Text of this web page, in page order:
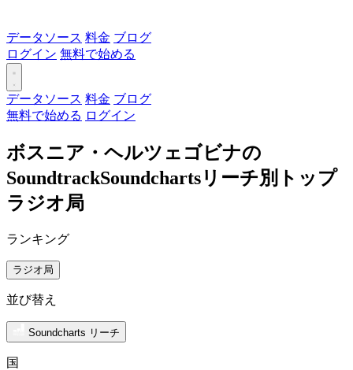
データソース 料金 ブログ
ログイン 無料で始める
データソース 料金 ブログ
無料で始める ログイン
ボスニア・ヘルツェゴビナの
SoundtrackSoundchartsリーチ別トップ
ラジオ局
ランキング
ラジオ局
並び替え
Soundcharts リーチ
国